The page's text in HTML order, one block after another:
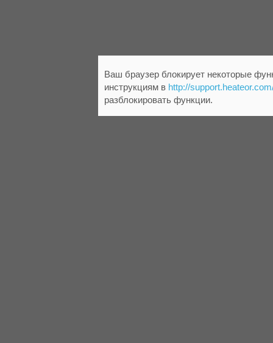
Ваш браузер блокирует некоторые
инструкциям в http://
разблокировать функции.